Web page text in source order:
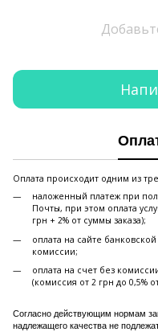
Оплата происходит одним из
наложенный платеж при
Почты, при этом оплата
грн + 2% от суммы заказа);
оплата на сайте
комиссии;
оплата на счет без
(комиссия от 2 грн до 0,5%
Согласно действующим нормам
надлежащего качества не